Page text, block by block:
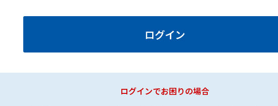
ログインでお困りの場合